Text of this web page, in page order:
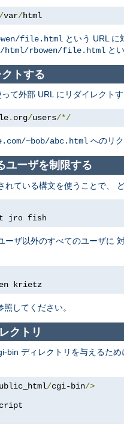
/var/html
file.html という URL に
html/rbowen/file.html と
トする
て外部 URL にリダイレクトす
. org/users/*/
~bob/abc.html へのリ
ユーザを制限する
れている構文を使うことで、
jro fish
ーザ以外のすべてのユーザに
krietz
照してください。
クトリ
bin ディレクトリを与えるため
/cgi-bin/>